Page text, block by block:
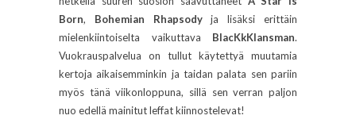
Born, Bohemian Rhapsodyja lisäksi erittäin
mielenkiintoiselta vaikuttava BlacKkKlansman.
Vuokrauspalvelua on tullut käytettyä muutamia
kertoja aikaisemminkin ja taidan palata sen pariin
myös tänä viikonloppuna, sillä sen verran paljon
nuo edellä mainitut leffat kiinnostelevat!